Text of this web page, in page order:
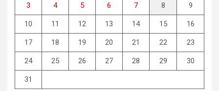
3 4 5 6 7 8 9
10 11 12 13 14 15 16
17 18 19 20 21 22 23
24 25 26 27 28 29 30
31